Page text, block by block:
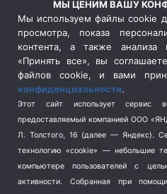
Сельское хозяйство (3)
Социальная политика
(3)
Спецоперация в Украине
Спецоперация на Украине
(404)
Спорт (740)
Терроризм (1)
Транспорт (262)
Туризм (178)
Флот (76)
МЫ ЦЕНИМ ВАШУ
Мы используем файлы cookie
просмотра, показа
контента, а также анализа
«Принять все», вы
файлов cookie, и вами
конфиденциальности.
Этот сайт использует сервис
предоставляемый компанией ООО
Л. Толстого, 16 (далее — Яндекс).
технологию «cookie» — небольшие
компьютере пользователей с
активности.
Собранная при